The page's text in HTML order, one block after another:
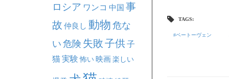
TAGS:
ベートーヴェン
ロシア ワンコ 中国 事
故 仲良し 動物 危な
い 危険 失敗子供子
猫実験 怖い映画楽しい